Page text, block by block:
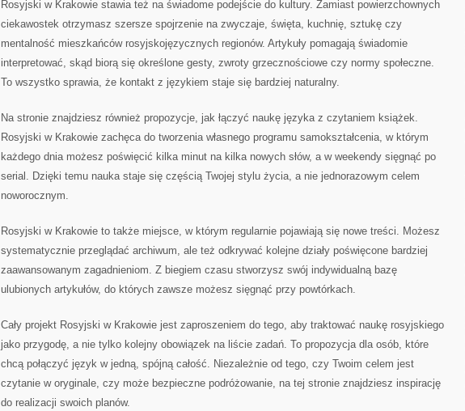
Rosyjski w Krakowie stawia też na świadome podejście do kultury. Zamiast powierzchownych
ciekawostek otrzymasz szersze spojrzenie na zwyczaje, święta, kuchnię, sztukę czy
mentalność mieszkańców rosyjskojęzycznych regionów. Artykuły pomagają świadomie
interpretować, skąd biorą się określone gesty, zwroty grzecznościowe czy normy społeczne.
To wszystko sprawia, że kontakt z językiem staje się bardziej naturalny.
Na stronie znajdziesz również propozycje, jak łączyć naukę języka z czytaniem książek.
Rosyjski w Krakowie zachęca do tworzenia własnego programu samokształcenia, w którym
każdego dnia możesz poświęcić kilka minut na kilka nowych słów, a w weekendy sięgnąć po
serial. Dzięki temu nauka staje się częścią Twojej stylu życia, a nie jednorazowym celem
noworocznym.
Rosyjski w Krakowie to także miejsce, w którym regularnie pojawiają się nowe treści. Możesz
systematycznie przeglądać archiwum, ale też odkrywać kolejne działy poświęcone bardziej
zaawansowanym zagadnieniom. Z biegiem czasu stworzysz swój indywidualną bazę
ulubionych artykułów, do których zawsze możesz sięgnąć przy powtórkach.
Cały projekt Rosyjski w Krakowie jest zaproszeniem do tego, aby traktować naukę rosyjskiego
jako przygodę, a nie tylko kolejny obowiązek na liście zadań. To propozycja dla osób, które
chcą połączyć język w jedną, spójną całość. Niezależnie od tego, czy Twoim celem jest
czytanie w oryginale, czy może bezpieczne podróżowanie, na tej stronie znajdziesz inspirację
do realizacji swoich planów.